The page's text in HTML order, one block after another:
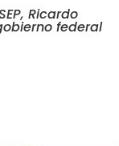
Ricardo
federal